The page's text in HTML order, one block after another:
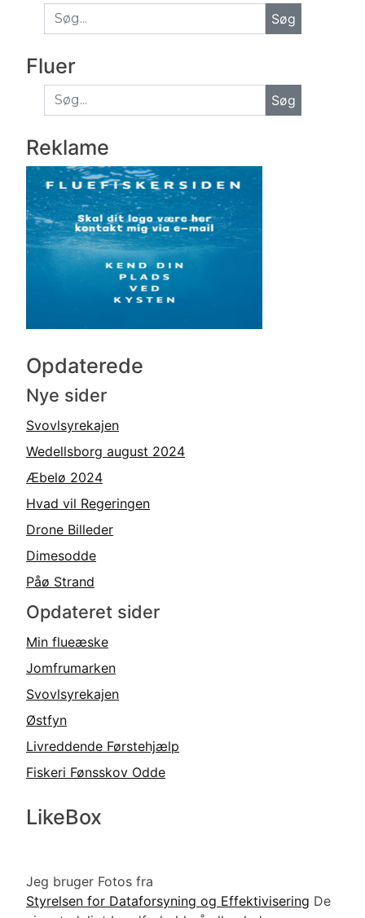
Fluer
Søg
Reklame
Opdaterede
Nye sider
Svovlsyrekajen
Wedellsborg august 2024
Æbelø 2024
Hvad vil Regeringen
Drone Billeder
Dimesodde
Påø Strand
Opdateret sider
Min flueæske
Jomfrumarken
Svovlsyrekajen
Østfyn
Livreddende Førstehjælp
Fiskeri Fønsskov Odde
LikeBox
Jeg bruger Fotos fra
Styrelsen for Dataforsyning og Effektivisering De